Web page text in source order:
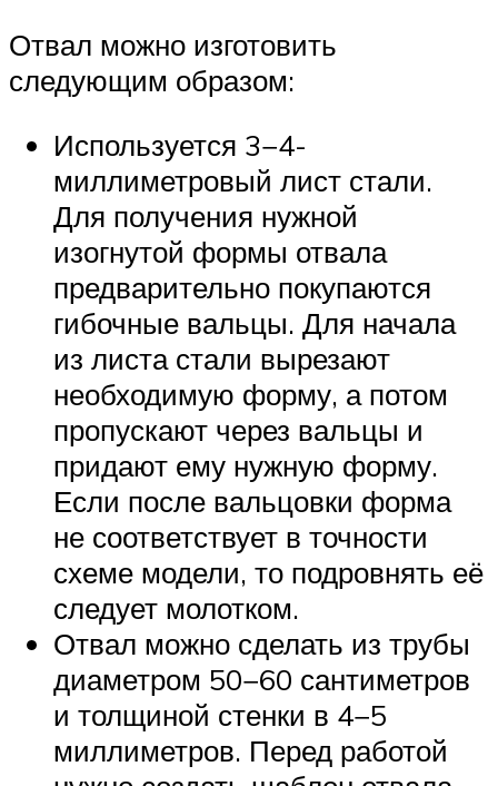
Отвал можно изготовить
следующим образом:
Используется 3−4-
миллиметровый лист стали.
Для получения нужной
изогнутой формы отвала
предварительно покупаются
гибочные вальцы. Для начала
из листа стали вырезают
необходимую форму, а потом
пропускают через вальцы и
придают ему нужную форму.
Если после вальцовки форма
не соответствует в точности
схеме модели, то подровнять её
следует молотком.
Отвал можно сделать из трубы
диаметром 50−60 сантиметров
и толщиной стенки в 4−5
миллиметров. Перед работой